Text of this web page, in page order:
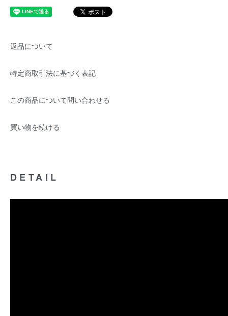
返品について
特定商取引法に基づく表記
この商品について問い合わせる
買い物を続ける
DETAIL